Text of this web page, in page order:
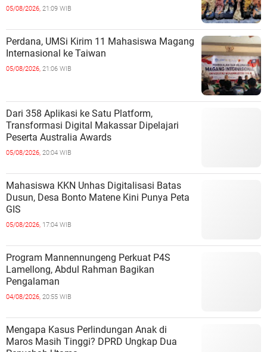
05/08/2026, 21:09 WIB
Perdana, UMSi Kirim 11 Mahasiswa Magang
Internasional ke Taiwan
05/08/2026, 21:06 WIB
Dari 358 Aplikasi ke Satu Platform,
Transformasi Digital Makassar Dipelajari
Peserta Australia Awards
05/08/2026, 20:04 WIB
Mahasiswa KKN Unhas Digitalisasi Batas
Dusun, Desa Bonto Matene Kini Punya Peta
GIS
05/08/2026, 17:04 WIB
Program Mannennungeng Perkuat P4S
Lamellong, Abdul Rahman Bagikan
Pengalaman
04/08/2026, 20:55 WIB
Mengapa Kasus Perlindungan Anak di
Maros Masih Tinggi? DPRD Ungkap Dua